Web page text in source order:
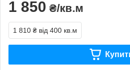
1 850 ₴/кв.м
1 810 ₴ від 400 кв.м